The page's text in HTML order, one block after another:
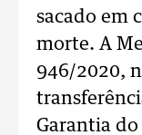
sacado em
morte. A
946/2020,
Garantia do